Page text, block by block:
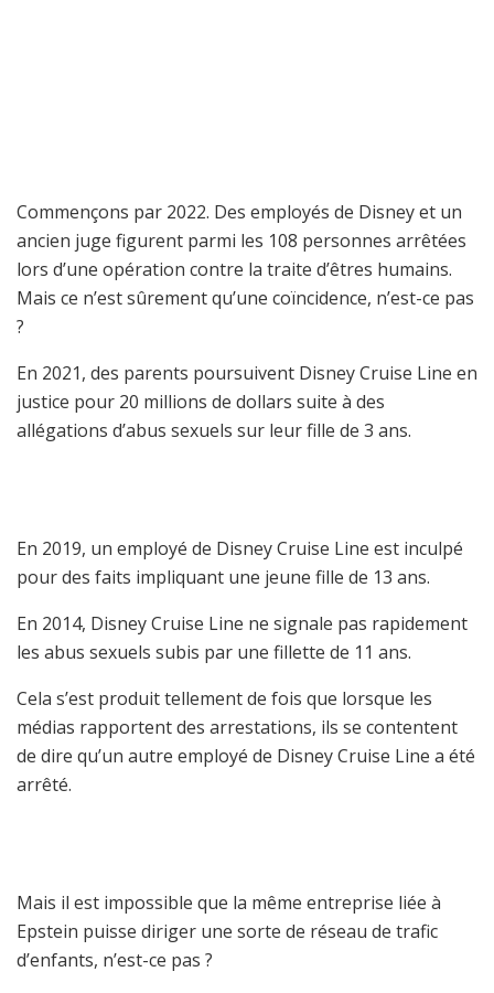
Commençons par 2022. Des employés de Disney et un
ancien juge figurent parmi les 108 personnes arrêtées
lors d’une opération contre la traite d’êtres humains.
Mais ce n’est sûrement qu’une coïncidence, n’est-ce pas
?
En 2021, des parents poursuivent Disney Cruise Line en
justice pour 20 millions de dollars suite à des
allégations d’abus sexuels sur leur fille de 3 ans.
En 2019, un employé de Disney Cruise Line est inculpé
pour des faits impliquant une jeune fille de 13 ans.
En 2014, Disney Cruise Line ne signale pas rapidement
les abus sexuels subis par une fillette de 11 ans.
Cela s’est produit tellement de fois que lorsque les
médias rapportent des arrestations, ils se contentent
de dire qu’un autre employé de Disney Cruise Line a été
arrêté.
Mais il est impossible que la même entreprise liée à
Epstein puisse diriger une sorte de réseau de trafic
d’enfants, n’est-ce pas ?